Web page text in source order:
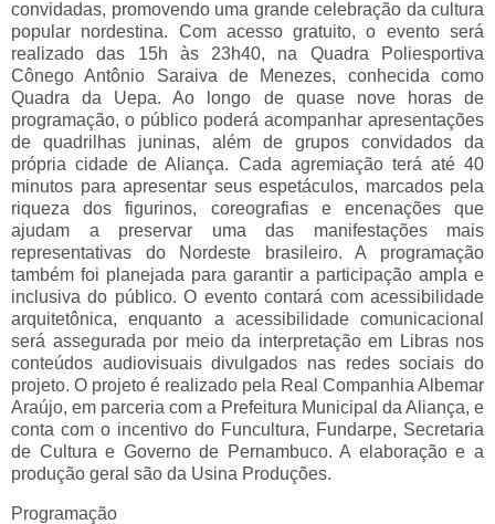
convidadas, promovendo uma grande celebração da cultura
popular nordestina. Com acesso gratuito, o evento será
realizado das 15h às 23h40, na Quadra Poliesportiva
Cônego Antônio Saraiva de Menezes, conhecida como
Quadra da Uepa. Ao longo de quase nove horas de
programação, o público poderá acompanhar apresentações
de quadrilhas juninas, além de grupos convidados da
própria cidade de Aliança. Cada agremiação terá até 40
minutos para apresentar seus espetáculos, marcados pela
riqueza dos figurinos, coreografias e encenações que
ajudam a preservar uma das manifestações mais
representativas do Nordeste brasileiro. A programação
também foi planejada para garantir a participação ampla e
inclusiva do público. O evento contará com acessibilidade
arquitetônica, enquanto a acessibilidade comunicacional
será assegurada por meio da interpretação em Libras nos
conteúdos audiovisuais divulgados nas redes sociais do
projeto. O projeto é realizado pela Real Companhia Albemar
Araújo, em parceria com a Prefeitura Municipal da Aliança, e
conta com o incentivo do Funcultura, Fundarpe, Secretaria
de Cultura e Governo de Pernambuco. A elaboração e a
produção geral são da Usina Produções.
Programação